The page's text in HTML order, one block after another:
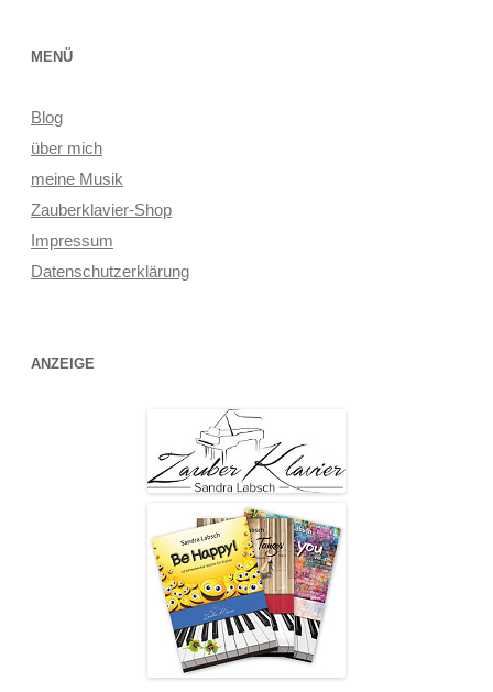
MENÜ
Blog
über mich
meine Musik
Zauberklavier-Shop
Impressum
Datenschutzerklärung
ANZEIGE